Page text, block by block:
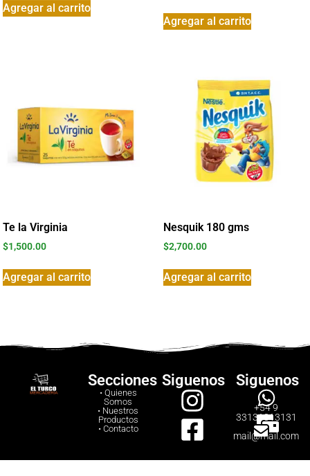
Agregar al carrito
Agregar al carrito
Te la Virginia
$1,500.00
Agregar al carrito
Nesquik 180 gms
$2,700.00
Agregar al carrito
Secciones
• Quienes
Somos
• Nuestros
Productos
• Contacto
Siguenos Siguenos
+54 9
33131313131
mail@mail.com